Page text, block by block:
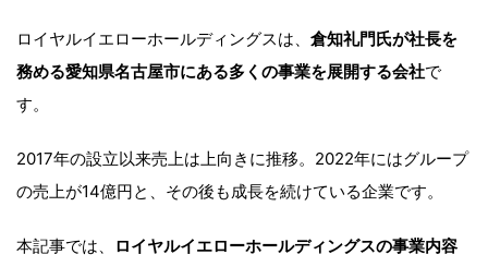
ロイヤルイエローホールディングスは、 倉知礼門氏が社長を
務める愛知県名古屋市にある多くの事業を展開する会社で
す。
2017年の設立以来売上は上向きに推移。2022年にはグループ
の売上が14億円と、その後も成長を続けている企業です。
本記事では、
ロイヤルイエローホールディングスの事業内容